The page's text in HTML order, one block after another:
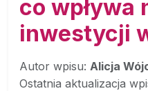
co wpływa
inwestycji
Autor wpisu: Alicja
Ostatnia aktualizacja